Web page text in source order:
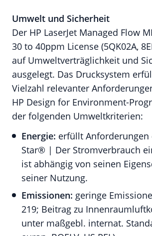
Umwelt und Sicherheit
Der HP LaserJet Managed Flow
30 to 40ppm License (5QK02A,
auf Umweltverträglichkeit und
ausgelegt. Das Drucksystem
Vielzahl relevanter
HP Design for Environment-
der folgenden Umweltkriterien:
Energie: erfüllt Anforderungen
Star® | Der Stromverbrauch
ist abhängig von seinen
seiner Nutzung.
Emissionen: geringe
219; Beitrag zu
unter maßgebl. internat.